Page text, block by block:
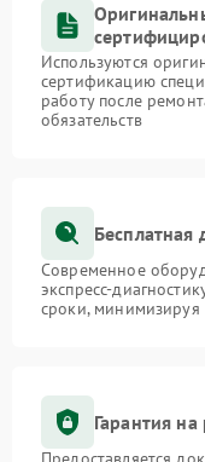
Используются
сертификацию
работу после
обязательств
Бесплатная
Современное
экспресс-
сроки, минимизируя
Гарантия